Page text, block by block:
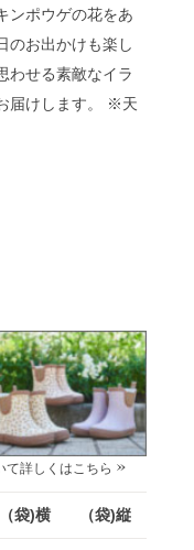
ンポウゲの花をあ
のお出かけも楽し
わせる素敵なイラ
届けします。 ※天
て詳しくはこちら »
（袋)横 （袋)縦